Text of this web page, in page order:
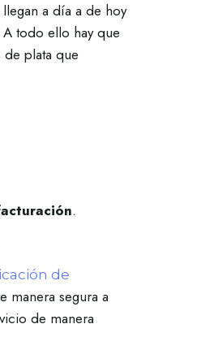
a día a de hoy
todo ello hay que
plata que
.
de
manera segura a
de manera